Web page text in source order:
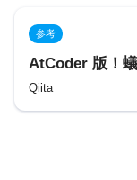
参考
AtCoder 版！
Qiita